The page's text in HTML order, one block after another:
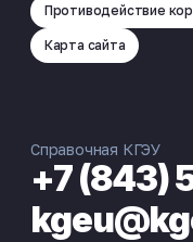
Противодействие
Карта сайта
Справочная КГЭУ
+7 (843)